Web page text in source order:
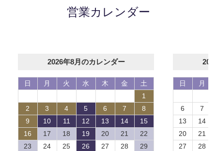
営業カレンダー
2026年8月のカレンダー
日 月 火 水 木 金
土
1
2
3 4 5 6 7
8
9
10 11 12 13 14
15
16
17 18 19 20 21
22
23
24 25 26 27 28
29
日 月
6
7
13
14
20
21
27
28